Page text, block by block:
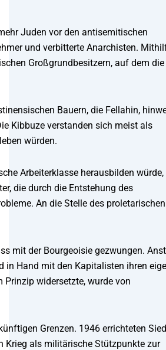
Juden vor den antisemitischen
und verbitterte Anarchisten.
Großgrundbesitzern, auf dem die
Bauern, die Fellahin,
Kibbuze verstanden sich meist als
würden.
Arbeiterklasse herausbilden würde,
die durch die Entstehung des
An die Stelle des proletarischen
mit der Bourgeoisie gezwungen.
in Hand mit den Kapitalisten ihren
widersetzte, wurde von
Grenzen. 1946 errichteten
Krieg als militärische Stützpunkte zur